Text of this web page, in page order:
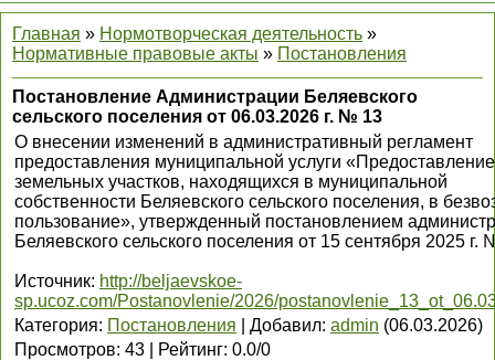
Главная » Нормотворческая деятельность »
Нормативные правовые акты » Постановления
Постановление Администрации Беляевского
сельского поселения от 06.03.2026 г. № 13
О внесении изменений в административный регламент
предоставления муниципальной услуги «Предоставление
земельных участков, находящихся в муниципальной
собственности Беляевского сельского поселения, в
пользование», утвержденный постановлением
Беляевского сельского поселения от 15 сентября 2025 г.
Источник: http://beljaevskoe-
sp.ucoz.com/Postanovlenie/2026/
Категория: Постановления Добавил: admin (06.03.2026)
Просмотров: 43 Рейтинг: 0.0/0